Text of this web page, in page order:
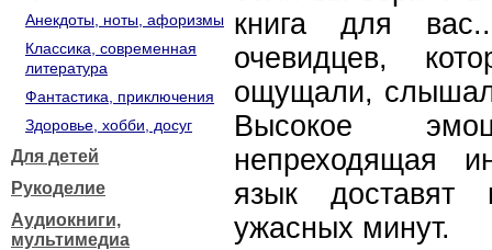
Анекдоты, ноты, афоризмы
Классика, современная
литература
Фантастика, приключения
Здоровье, хобби, досуг
Для детей
Рукоделие
Аудиокниги,
мультимедиа
книга для
очевидцев,
ощущали,
Высокое
непреходящая
язык
ужасных минут.